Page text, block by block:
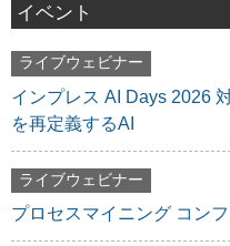
イベント
ライブウェビナー
インプレス AI Days 2026
を再定義するAI
ライブウェビナー
プロセスマイニング コン